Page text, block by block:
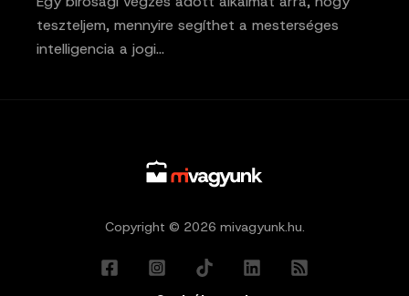
teszteljem, mennyire segíthet a mesterséges
intelligencia a jogi…
Copyright © 2026 mivagyunk.hu.